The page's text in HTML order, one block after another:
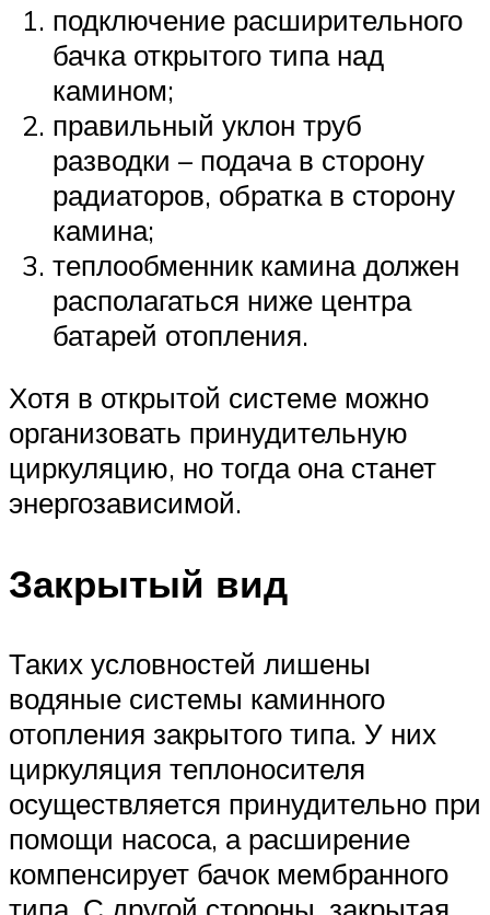
подключение расширительного
бачка открытого типа над
камином;
правильный уклон труб
разводки – подача в сторону
радиаторов, обратка в сторону
камина;
теплообменник камина должен
располагаться ниже центра
батарей отопления.
Хотя в открытой системе можно
организовать принудительную
циркуляцию, но тогда она станет
энергозависимой.
Закрытый вид
Таких условностей лишены
водяные системы каминного
отопления закрытого типа. У них
циркуляция теплоносителя
осуществляется принудительно при
помощи насоса, а расширение
компенсирует бачок мембранного